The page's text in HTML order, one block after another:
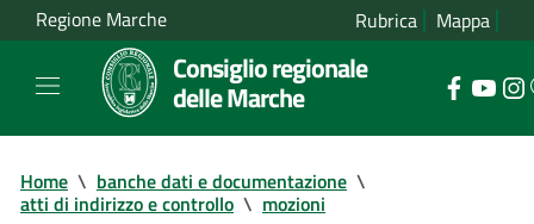
Regione Marche Rubrica Mappa
Consiglio regionale
delle Marche
Home \ banche dati e documentazione \
atti di indirizzo e controllo \ mozioni